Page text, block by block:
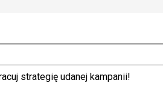
strategię udanej kampanii!